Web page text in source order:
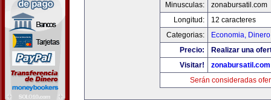
Minusculas:
zonabursatil.com
Longitud:
12 caracteres
Categorias:
Economia,
Precio:
Realizar una
Visitar!
zonabursatil.com
Serán consideradas